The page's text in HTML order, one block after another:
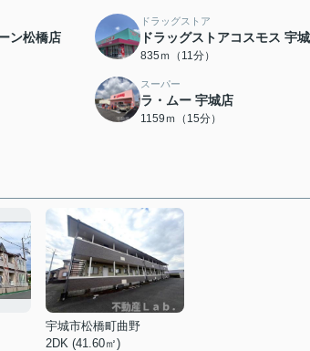
ン松橋店
ドラッグストア
ドラッグストアコスモス 宇
835ｍ（11分）
スーパー
ラ・ムー 宇城店
1159ｍ（15分）
宇城市松橋町曲野
2DK (41.60㎡)